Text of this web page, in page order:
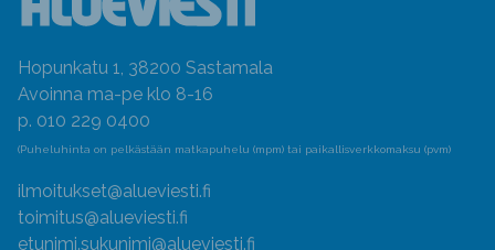
Hopunkatu 1, 38200 Sastamala
Avoinna ma-pe klo 8-16
p. 010 229 0400
(Puheluhinta on pelkästään matkapuhelu (mpm) tai paikallisverkkomaksu (pvm)
ilmoitukset@alueviesti.fi
toimitus@alueviesti.fi
etunimi.sukunimi@alueviesti.fi